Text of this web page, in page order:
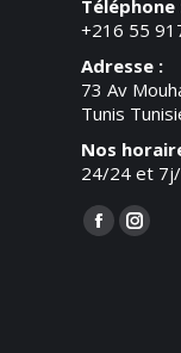
Téléphone
+216 55
Adresse :
73 Av
Tunis
Nos
24/24 et
Trouvez
Facebook